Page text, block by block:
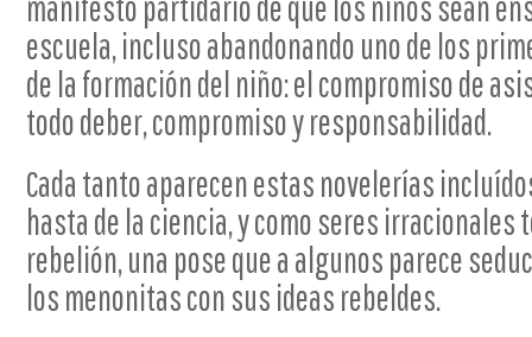
manifestó partidario de que los niños sean
escuela, incluso abandonando uno de los
de la formación del niño: el compromiso de
todo deber, compromiso y responsabilidad.
Cada tanto aparecen estas novelerías
hasta de la ciencia, y como seres irracionales
rebelión, una pose que a algunos parece
los menonitas con sus ideas rebeldes.